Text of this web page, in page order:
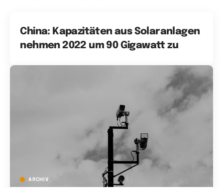
China: Kapazitäten aus Solaranlagen
nehmen 2022 um 90 Gigawatt zu
ARCHIV